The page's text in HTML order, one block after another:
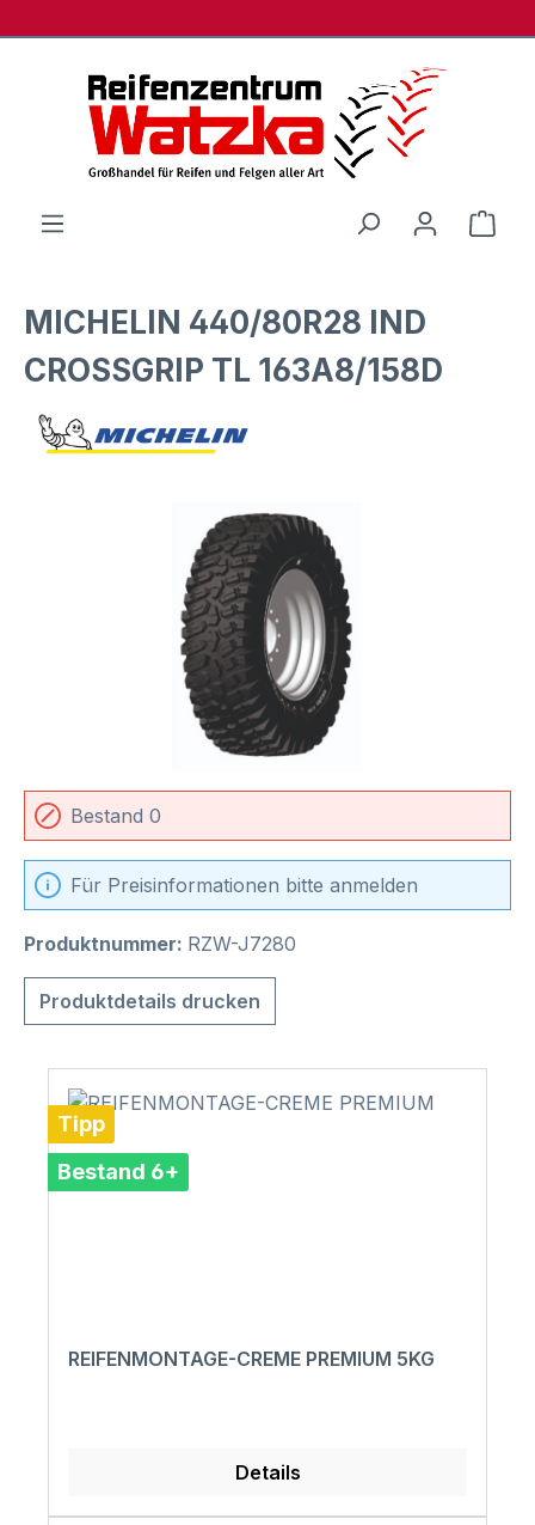
MICHELIN 440/80R28 IND
CROSSGRIP TL 163A8/158D
Bildergalerie überspringen
Bestand 0
Für Preisinformationen bitte anmelden
Produktnummer: RZW-J7280
Produktdetails drucken
Tipp
Bestand 6+
REIFENMONTAGE-CREME PREMIUM 5KG
Details